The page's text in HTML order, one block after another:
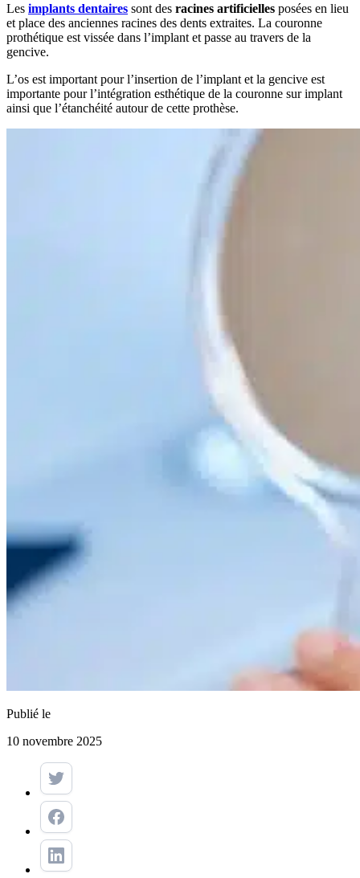
Les implants dentaires sont des racines artificielles posées en lieu
et place des anciennes racines des dents extraites. La couronne
prothétique est vissée dans l’implant et passe au travers de la
gencive.
L’os est important pour l’insertion de l’implant et la gencive est
importante pour l’intégration esthétique de la couronne sur implant
ainsi que l’étanchéité autour de cette prothèse.
Publié le
10 novembre 2025